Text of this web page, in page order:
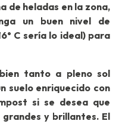
de heladas en la zona,
un buen nivel de
C sería lo ideal) para
tanto a pleno sol
suelo enriquecido con
si se desea que
y brillantes. El